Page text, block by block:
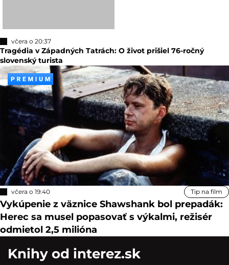
včera o 20:37
Tragédia v Západných Tatrách: O život prišiel 76-ročný
slovenský turista
včera o 19:40 Tip na film
Vykúpenie z väznice Shawshank bol prepadák:
Herec sa musel popasovať s výkalmi, režisér
odmietol 2,5 milióna
Knihy od interez.sk